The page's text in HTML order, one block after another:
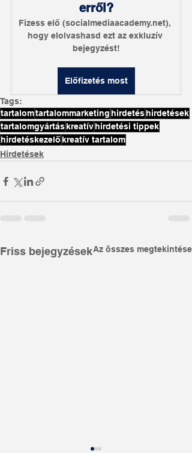
erről?
Fizess elő (socialmediaacademy.net),
hogy elolvashasd ezt az exkluzív
bejegyzést!
Előfizetés most
Tags:
tartalomtartalommarketinghirdetéshirdetések
tartalomgyártáskreatívhirdetési tippek
hirdetéskezelőkreatív tartalom
Hirdetések
Friss bejegyzésekAz összes megtekintése